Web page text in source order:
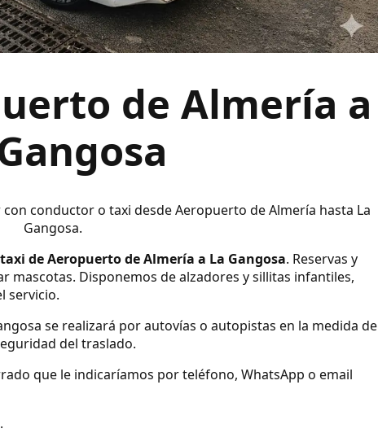
de Almería a
conductor o taxi desde Aeropuerto de Almería hasta La
Gangosa.
taxi de Aeropuerto de Almería a La Gangosa. Reservas y
mascotas. Disponemos de alzadores y sillitas infantiles,
servicio.
se realizará por autovías o autopistas en la medida de
del traslado.
que le indicaríamos por teléfono, WhatsApp o email